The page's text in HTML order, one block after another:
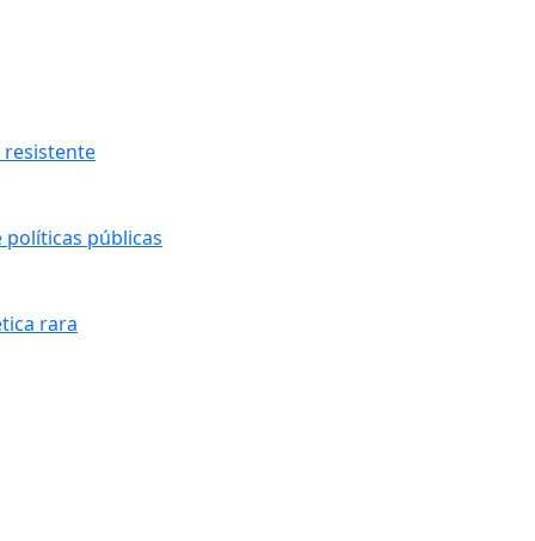
políticas públicas
rara